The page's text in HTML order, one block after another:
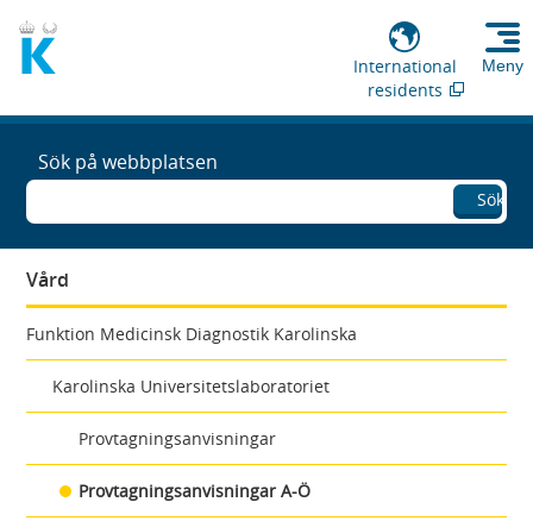
International
residents
Meny
Sök på webbplatsen
Sök
Vård
Funktion Medicinsk Diagnostik Karolinska
Karolinska Universitetslaboratoriet
Provtagningsanvisningar
Provtagningsanvisningar A-Ö